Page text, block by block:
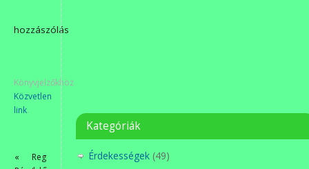
hozzászólás
Könyvjelzőkhöz
Közvetlen
link.
«
Regionális
Kategóriák
Érdekességek (49)